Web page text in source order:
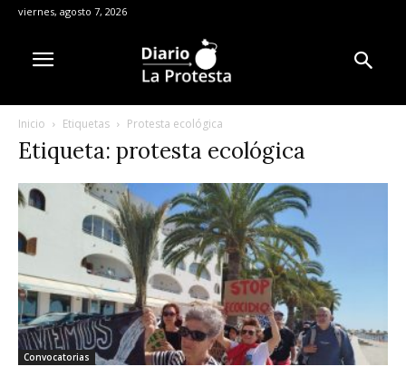
viernes, agosto 7, 2026
Inicio Etiquetas Protesta ecológica
Etiqueta: protesta ecológica
Convocatorias